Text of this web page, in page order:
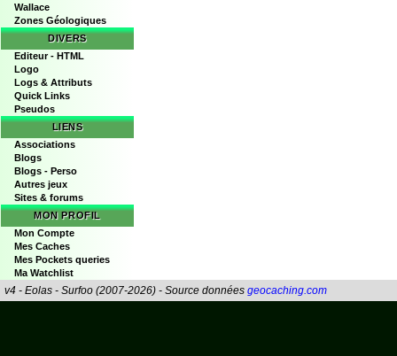
Wallace
Zones Géologiques
DIVERS
Editeur - HTML
Logo
Logs & Attributs
Quick Links
Pseudos
LIENS
Associations
Blogs
Blogs - Perso
Autres jeux
Sites & forums
MON PROFIL
Mon Compte
Mes Caches
Mes Pockets queries
Ma Watchlist
v4 - Eolas - Surfoo (2007-2026) - Source données geocaching.com